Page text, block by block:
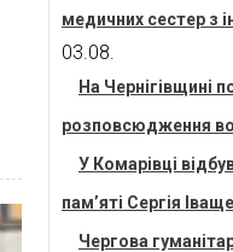
медичних сестер з
03.08.
На Чернігівщині
розповсюдження
У Комарівці
пам’яті Сергія
Чергова